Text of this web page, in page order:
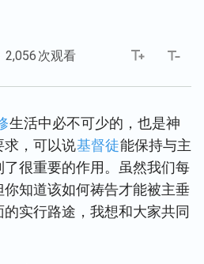
2,056 次观看
生活中必不可少的，也是神
求，可以说基督徒能保持与主
很重要的作用。虽然我们每
知道该如何祷告才能被主垂
实行路途，我想和大家共同